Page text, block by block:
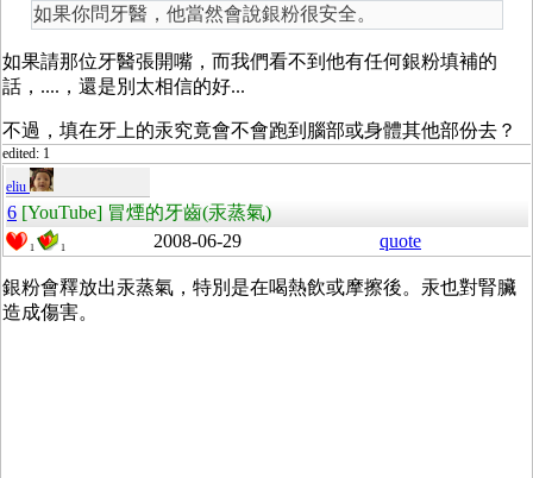
如果你問牙醫，他當然會說銀粉很安全。
如果請那位牙醫張開嘴，而我們看不到他有任何銀粉填補的
話，....，還是別太相信的好...
不過，填在牙上的汞究竟會不會跑到腦部或身體其他部份去？
edited: 1
eliu
6 [YouTube] 冒煙的牙齒(汞蒸氣)
1 1 2008-06-29 quote
銀粉會釋放出汞蒸氣，特別是在喝熱飲或摩擦後。汞也對腎臟
造成傷害。